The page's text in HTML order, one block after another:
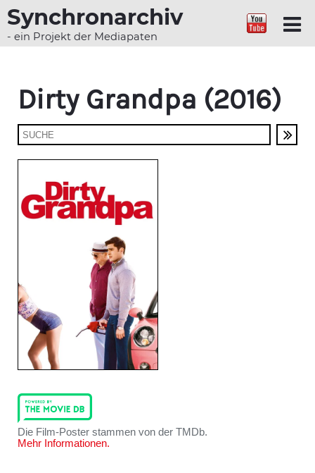
Synchronarchiv
- ein Projekt der Mediapaten
Dirty Grandpa (2016)
Die Film-Poster stammen von der TMDb.
Mehr Informationen.